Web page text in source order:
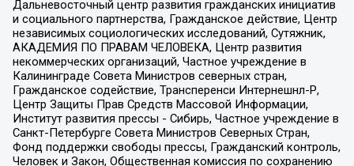
Дальневосточный центр развития гражданских инициатив
и социального партнерства, Гражданское действие, Центр
независимых социологических исследований, Сутяжник,
АКАДЕМИЯ ПО ПРАВАМ ЧЕЛОВЕКА, Центр развития
некоммерческих организаций, Частное учреждение в
Калининграде Совета Министров северных стран,
Гражданское содействие, Трансперенси Интернешнл-Р,
Центр Защиты Прав Средств Массовой Информации,
Институт развития прессы - Сибирь, Частное учреждение в
Санкт-Петербурге Совета Министров Северных Стран,
Фонд поддержки свободы прессы, Гражданский контроль,
Человек и Закон, Общественная комиссия по сохранению